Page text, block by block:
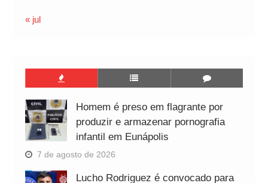
« jul
Homem é preso em flagrante por
produzir e armazenar pornografia
infantil em Eunápolis
7 de agosto de 2026
Lucho Rodriguez é convocado para